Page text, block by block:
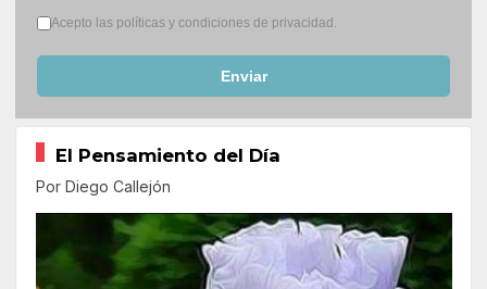
Términos del servicio*
Acepto las políticas y condiciones de privacidad.
Enviar
El Pensamiento del Día
Por Diego Callejón